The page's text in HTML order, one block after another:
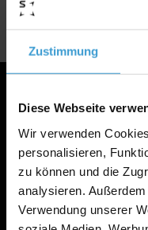
Zustimmung
Diese Webseite
Wir verwenden
personalisieren,
zu können und die
analysieren.
Verwendung unserer
SENSOSPORTS GMBH
An der Wann 2
63589 Linsengericht